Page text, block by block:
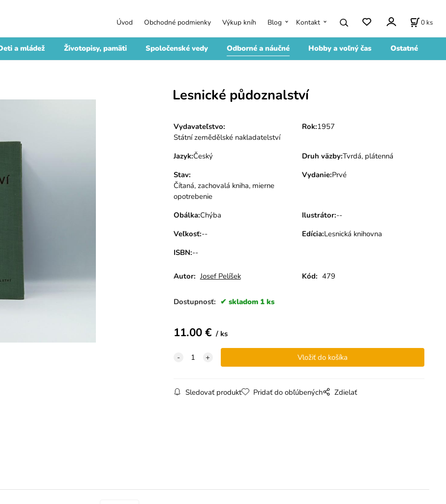
a mládež Životopisy, pamäti Spoločenské vedy Odborné a náučné Hobby a voľný čas Ostatné
Úvod Obchodné podmienky Výkup kníh Blog Kontakt 0 ks
Lesnické půdoznalství
Vydavateľstvo:
Státní zemědělské nakladatelství
Rok:1957
Jazyk:Český Druh väzby:Tvrdá, plátenná
Stav:
Čítaná, zachovalá kniha, mierne
opotrebenie
Vydanie:Prvé
Obálka:Chýba Ilustrátor:--
Veľkosť:-- Edícia:Lesnická knihovna
ISBN:--
Autor: Josef Pelíšek Kód: 479
Dostupnosť: skladom 1 ks
11.00€ ks
Sledovať produkt Pridať do obľúbených Zdielať